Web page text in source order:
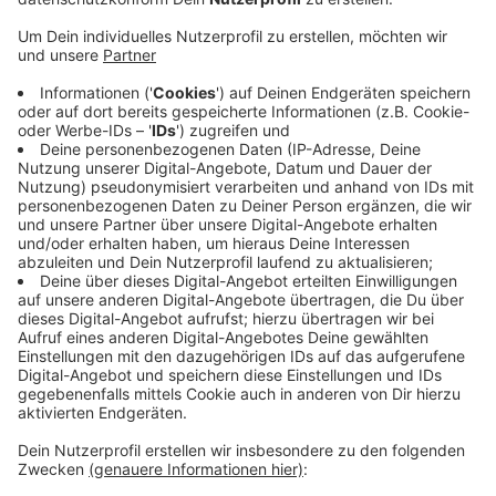
Die 24-jährige Laura Dekker ist zu Gast und spricht
über ihre Erfahrungen als jüngste Solo-Weltumseglerin.
Mit 14 Jahren war sie damals allein auf einem Boot
50.000 Kilometer um den Globus gesegelt. Bei der
Veranstaltungsreihe "Pioniere der Welt" in der KFH
waren bereits Prominente wie Reinhold Messner,
Gerhard Schröder oder Henry Maske zu Gast. Vor ihrem
Vortrag in der KFH war Laura Dekker heute Mittag
noch ins Mathematisch-Naturwissenschaftliche
Gymnasium zu einer Diskussion mit
Oberstufenschülern eingeladen.
Anzeige